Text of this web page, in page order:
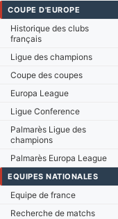
COUPE D'EUROPE
Historique des clubs
français
Ligue des champions
Coupe des coupes
Europa League
Ligue Conference
Palmarès Ligue des
champions
Palmarès Europa League
EQUIPES NATIONALES
Equipe de france
Recherche de matchs